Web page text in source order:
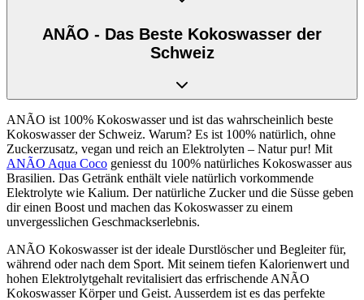
ANÃO - Das Beste Kokoswasser der
Schweiz
ANÃO ist 100% Kokoswasser und ist das wahrscheinlich beste
Kokoswasser der Schweiz. Warum? Es ist 100% natürlich, ohne
Zuckerzusatz, vegan und reich an Elektrolyten – Natur pur! Mit
ANÃO Aqua Coco geniesst du 100% natürliches Kokoswasser aus
Brasilien. Das Getränk enthält viele natürlich vorkommende
Elektrolyte wie Kalium. Der natürliche Zucker und die Süsse geben
dir einen Boost und machen das Kokoswasser zu einem
unvergesslichen Geschmackserlebnis.
ANÃO Kokoswasser ist der ideale Durstlöscher und Begleiter für,
während oder nach dem Sport. Mit seinem tiefen Kalorienwert und
hohen Elektrolytgehalt revitalisiert das erfrischende ANÃO
Kokoswasser Körper und Geist. Ausserdem ist es das perfekte